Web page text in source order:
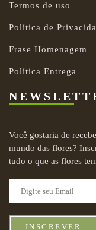
Termos de uso
Política de
Frase Homenagem
Política Entrega
Você gostaria de
mundo das flores?
tudo o que as flores
INSCREVER